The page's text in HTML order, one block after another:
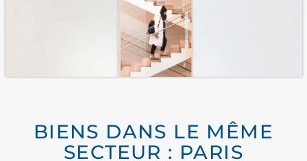
BIENS DANS LE MÊME
SECTEUR : PARIS